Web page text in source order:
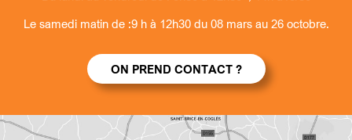
Le samedi matin de :9 h à 12h30 du 08 mars au 26 octobre.
ON PREND CONTACT ?